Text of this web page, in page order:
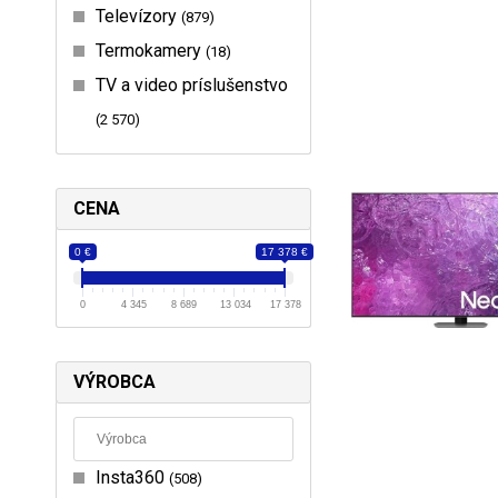
Televízory 879
Termokamery 18
TV a video príslušenstvo
2 570
CENA
0 € 17 378 €
0 4 345 8 689 13 034 17 378
VÝROBCA
Insta360 508